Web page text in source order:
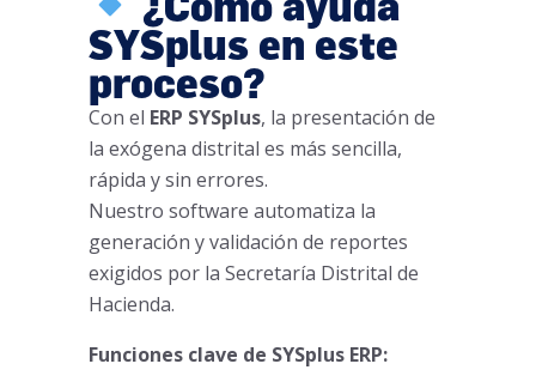
SYSplus en este
proceso?
Con el ERP SYSplus, la presentación de
la exógena distrital es más sencilla,
rápida y sin errores.
Nuestro software automatiza la
generación y validación de reportes
exigidos por la Secretaría Distrital de
Hacienda.
Funciones clave de SYSplus ERP: